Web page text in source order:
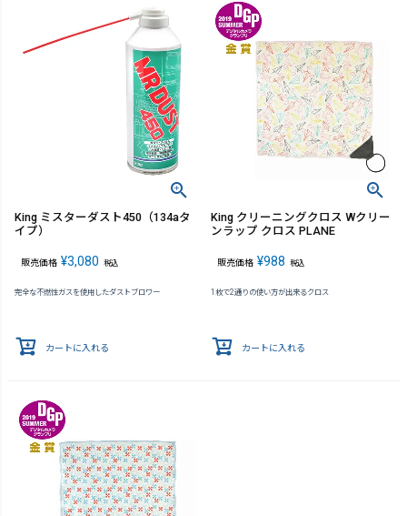
King ミスターダスト450（134aタ
イプ）
販売価格 ¥3,080 税込
完全な不燃性ガスを使用したダストブロワー
カートに入れる
King クリーニングクロス Wクリー
ンラップ クロス PLANE
販売価格 ¥988 税込
1枚で2通りの使い方が出来るクロス
カートに入れる